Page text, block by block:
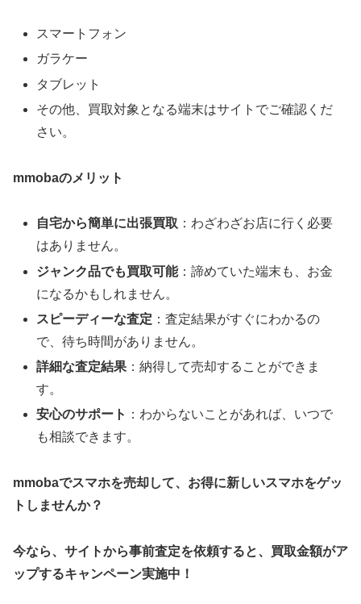
スマートフォン
ガラケー
タブレット
その他、買取対象となる端末はサイトでご確認くだ
さい。
mmobaのメリット
自宅から簡単に出張買取 ：わざわざお店に行く必要
はありません。
ジャンク品でも買取可能：諦めていた端末も、お金
になるかもしれません。
スピーディーな査定 ：査定結果がすぐにわかるの
で、待ち時間がありません。
詳細な査定結果 ：納得して売却することができま
す。
安心のサポート ：わからないことがあれば、いつで
も相談できます。
mmobaでスマホを売却して、お得に新しいスマホをゲッ
トしませんか？
今なら、サイトから事前査定を依頼すると、買取金額がア
ップするキャンペーン実施中！